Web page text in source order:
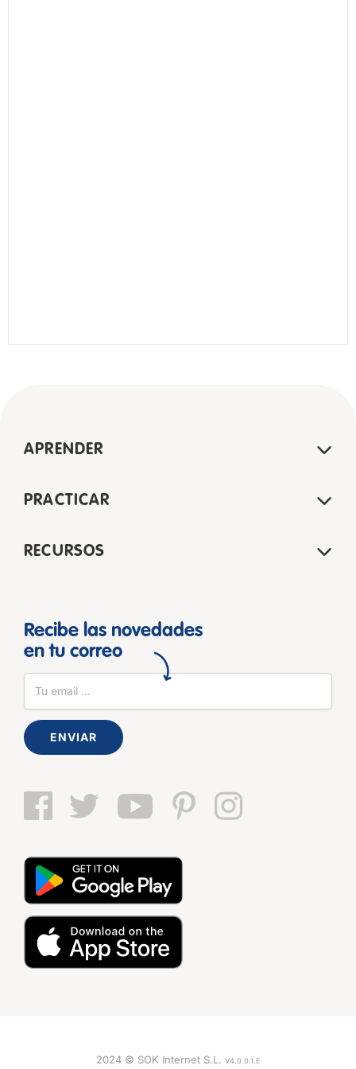
APRENDER
PRACTICAR
RECURSOS
Recibe las novedades
en tu correo
ENVIAR
2024 © SOK Internet S.L. V4.0.0.1.E